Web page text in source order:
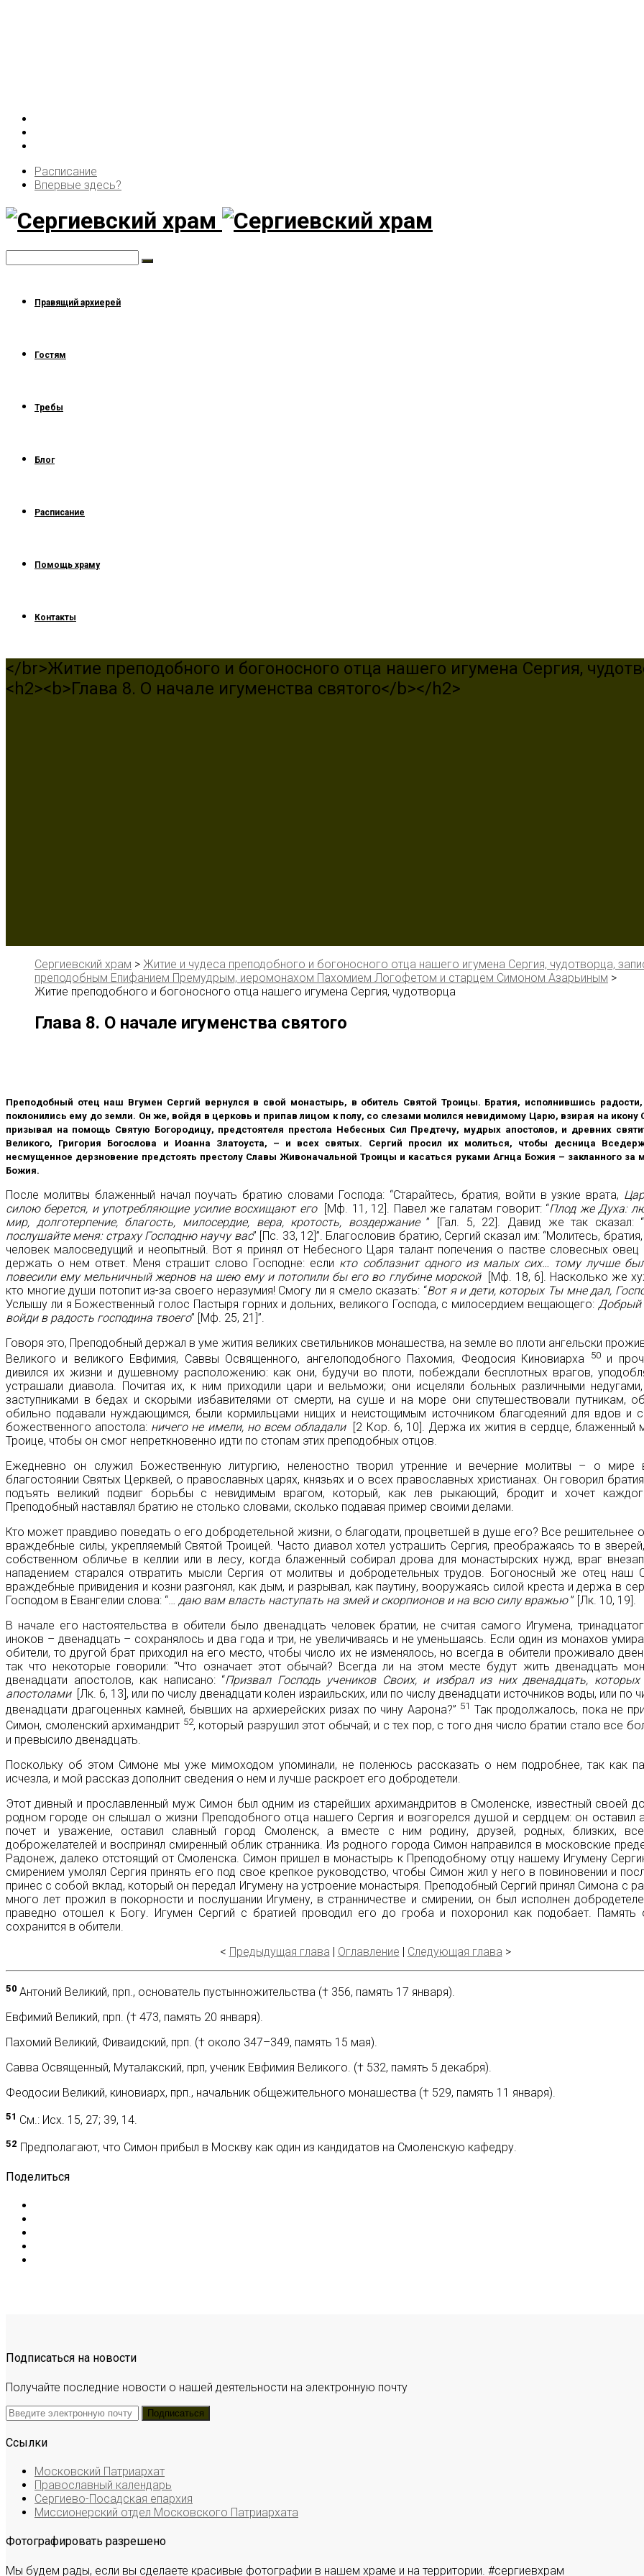
Расписание
Впервые здесь?
Правящий архиерей
Гостям
Требы
Блог
Расписание
Помощь храму
Контакты
</br>Житие преподобного и богоносного отца нашего игумена Сергия,
<h2><b>Глава 8. О начале игуменства святого</b></h2>
Сергиевский храм > Житие и чудеса преподобного и богоносного отца нашего игумена Сергия, чудотворца,
преподобным Епифанием Премудрым, иеромонахом Пахомием Логофетом и старцем Симоном Азарьиным >
Житие преподобного и богоносного отца нашего игумена Сергия, чудотворца
Глава 8. О начале игуменства святого
Преподобный отец наш Bгумен Сергий вернулся в свой монастырь, в обитель Святой Троицы. Братия, исполнившись радости,
поклонились ему до земли. Он же, войдя в церковь и припав лицом к полу, со слезами молился невидимому Царю, взирая на икону
призывал на помощь Святую Богородицу, предстоятеля престола Небесных Сил Предтечу, мудрых апостолов, и древних
Великого, Григория Богослова и Иоанна Златоуста, – и всех святых. Сергий просил их молиться, чтобы десница
несмущенное дерзновение предстоять престолу Славы Живоначальной Троицы и касаться руками Агнца Божия – закланного за
Божия.
После молитвы блаженный начал поучать братию словами Господа: “Старайтесь, братия, войти в узкие врата,
силою берется, и употребляющие усилие восхищают его[Мф. 11, 12]. Павел же галатам говорит: “Плод же Духа:
мир, долготерпение, благость, милосердие, вера, кротость, воздержание” [Гал. 5, 22]. Давид же так сказал: “
послушайте меня: страху Господню научу вас” [Пс. 33, 12]”. Благословив братию, Сергий сказал им: “Молитесь,
человек малосведущий и неопытный. Вот я принял от Небесного Царя талант попечения о пастве словесных
держать о нем ответ. Меня страшит слово Господне: если кто соблазнит одного из малых сих… тому лучше
повесили ему мельничный жернов на шею ему и потопили бы его во глубине морской[Мф. 18, 6]. Насколько же
кто многие души потопит из-за своего неразумия! Смогу ли я смело сказать: “Вот я и дети, которых Ты мне дал,
Услышу ли я Божественный голос Пастыря горних и дольних, великого Господа, с милосердием вещающего: Добрый
войди в радость господина твоего” [Мф. 25, 21]”.
Говоря это, Преподобный держал в уме жития великих светильников монашества, на земле во плоти ангельски
Великого и великого Евфимия, Саввы Освященного, ангелоподобного Пахомия, Феодосия Киновиарха
50и
дивился их жизни и душевному расположению: как они, будучи во плоти, побеждали бесплотных врагов,
устрашали диавола. Почитая их, к ним приходили цари и вельможи; они исцеляли больных различными
заступниками в бедах и скорыми избавителями от смерти, на суше и на море они спутешествовали путникам,
обильно подавали нуждающимся, были кормильцами нищих и неистощимым источником благодеяний для вдов и
божественного апостола: ничего не имели, но всем обладали [2 Кор. 6, 10]. Держа их жития в сердце, блаженный
Троице, чтобы он смог непреткновенно идти по стопам этих преподобных отцов.
Ежедневно он служил Божественную литургию, неленостно творил утренние и вечерние молитвы – о мире
благостоянии Святых Церквей, о православных царях, князьях и о всех православных христианах. Он говорил
подъять великий подвиг борьбы с невидимым врагом, который, как лев рыкающий, бродит и хочет каждого
Преподобный наставлял братию не столько словами, сколько подавая пример своими делами.
Кто может правдиво поведать о его добродетельной жизни, о благодати, процветшей в душе его? Все решительнее
враждебные силы, укрепляемый Святой Троицей. Часто диавол хотел устрашить Сергия, преображаясь то в
собственном обличье в келлии или в лесу, когда блаженный собирал дрова для монастырских нужд, враг
нападением старался отвратить мысли Сергия от молитвы и добродетельных трудов. Богоносный же отец наш
враждебные привидения и козни разгонял, как дым, и разрывал, как паутину, вооружаясь силой креста и держа в
Господом в Евангелии слова: “… даю вам власть наступать на змей и скорпионов и на всю силу вражью” [Лк. 10, 19].
В начале его настоятельства в обители было двенадцать человек братии, не считая самого Игумена,
иноков – двенадцать – сохранялось и два года и три, не увеличиваясь и не уменьшаясь. Если один из монахов
обители, то другой брат приходил на его место, чтобы число их не изменялось, но всегда в обители проживало
так что некоторые говорили: “Что означает этот обычай? Всегда ли на этом месте будут жить двенадцать
двенадцати апостолов, как написано: “Призвал Господь учеников Своих, и избрал из них двенадцать,
апостолами[Лк. 6, 13], или по числу двенадцати колен израильских, или по числу двенадцати источников воды, или по
двенадцати драгоценных камней, бывших на архиерейских ризах по чину Аарона?” 51 Так продолжалось, пока не
Симон, смоленский архимандрит 52, который разрушил этот обычай; и с тех пор, с того дня число братии стало все
и превысило двенадцать.
Поскольку об этом Симоне мы уже мимоходом упоминали, не поленюсь рассказать о нем подробнее, так как
исчезла, и мой рассказ дополнит сведения о нем и лучше раскроет его добродетели.
Этот дивный и прославленный муж Симон был одним из старейших архимандритов в Смоленске, известный своей
родном городе он слышал о жизни Преподобного отца нашего Сергия и возгорелся душой и сердцем: он оставил
почет и уважение, оставил славный город Смоленск, а вместе с ним родину, друзей, родных, близких,
доброжелателей и воспринял смиренный облик странника. Из родного города Симон направился в московские
Радонеж, далеко отстоящий от Смоленска. Симон пришел в монастырь к Преподобному отцу нашему Игумену
смирением умолял Сергия принять его под свое крепкое руководство, чтобы Симон жил у него в повиновении и
принес с собой вклад, который он передал Игумену на устроение монастыря. Преподобный Сергий принял Симона с
много лет прожил в покорности и послушании Игумену, в странничестве и смирении, он был исполнен
праведно отошел к Богу. Игумен Сергий с братией проводил его до гроба и похоронил как подобает. Память
сохранится в обители.
< Предыдущая глава | Оглавление | Следующая глава >
50 Антоний Великий, прп., основатель пустынножительства († 356, память 17 января).
Евфимий Великий, прп. († 473, память 20 января).
Пахомий Великий, Фиваидский, прп. († около 347–349, память 15 мая).
Савва Освященный, Муталакский, прп, ученик Евфимия Великого. († 532, память 5 декабря).
Феодосии Великий, киновиарх, прп., начальник общежительного монашества († 529, память 11 января).
51 См.: Исх. 15, 27; 39, 14.
52 Предполагают, что Симон прибыл в Москву как один из кандидатов на Смоленскую кафедру.
Поделиться
Подписаться на новости
Получайте последние новости о нашей деятельности на электронную почту
Ссылки
Московский Патриархат
Православный календарь
Сергиево-Посадская епархия
Миссионерский отдел Московского Патриархата
Фотографировать разрешено
Мы будем рады, если вы сделаете красивые фотографии в нашем храме и на территории. #сергиевхрам